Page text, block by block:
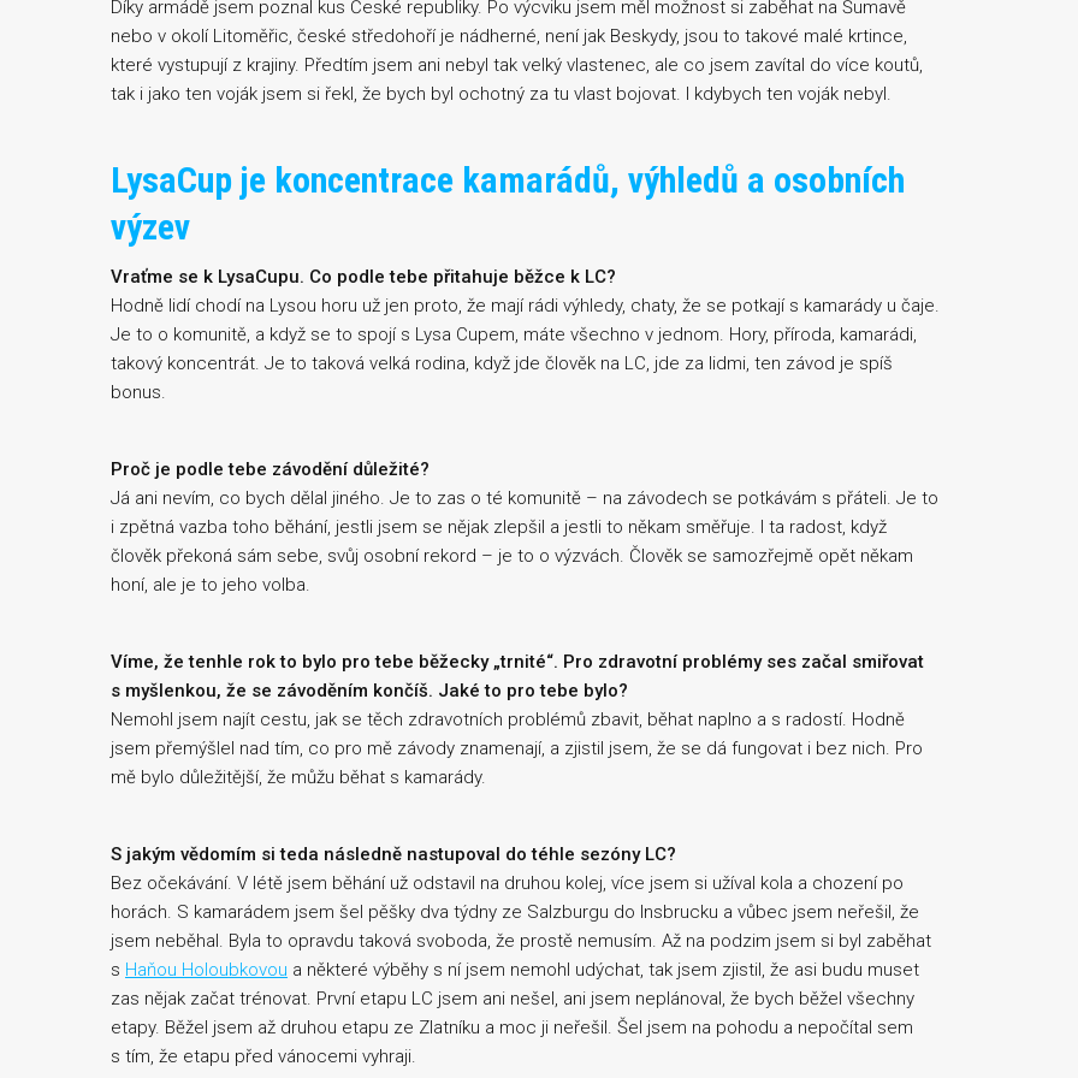
Díky armádě jsem poznal kus České republiky. Po výcviku jsem měl možnost si zaběhat na Šumavě
nebo v okolí Litoměřic, české středohoří je nádherné, není jak Beskydy, jsou to takové malé krtince,
které vystupují z krajiny. Předtím jsem ani nebyl tak velký vlastenec, ale co jsem zavítal do více koutů,
tak i jako ten voják jsem si řekl, že bych byl ochotný za tu vlast bojovat. I kdybych ten voják nebyl.
LysaCup je koncentrace kamarádů, výhledů a osobních
výzev
Vraťme se k LysaCupu. Co podle tebe přitahuje běžce k LC?
Hodně lidí chodí na Lysou horu už jen proto, že mají rádi výhledy, chaty, že se potkají s kamarády u čaje.
Je to o komunitě, a když se to spojí s Lysa Cupem, máte všechno v jednom. Hory, příroda, kamarádi,
takový koncentrát. Je to taková velká rodina, když jde člověk na LC, jde za lidmi, ten závod je spíš
bonus.
Proč je podle tebe závodění důležité?
Já ani nevím, co bych dělal jiného. Je to zas o té komunitě – na závodech se potkávám s přáteli. Je to
i zpětná vazba toho běhání, jestli jsem se nějak zlepšil a jestli to někam směřuje. I ta radost, když
člověk překoná sám sebe, svůj osobní rekord – je to o výzvách. Člověk se samozřejmě opět někam
honí, ale je to jeho volba.
Víme, že tenhle rok to bylo pro tebe běžecky „trnité“. Pro zdravotní problémy ses začal smiřovat
s myšlenkou, že se závoděním končíš. Jaké to pro tebe bylo?
Nemohl jsem najít cestu, jak se těch zdravotních problémů zbavit, běhat naplno a s radostí. Hodně
jsem přemýšlel nad tím, co pro mě závody znamenají, a zjistil jsem, že se dá fungovat i bez nich. Pro
mě bylo důležitější, že můžu běhat s kamarády.
S jakým vědomím si teda následně nastupoval do téhle sezóny LC?
Bez očekávání. V létě jsem běhání už odstavil na druhou kolej, více jsem si užíval kola a chození po
horách. S kamarádem jsem šel pěšky dva týdny ze Salzburgu do Insbrucku a vůbec jsem neřešil, že
jsem neběhal. Byla to opravdu taková svoboda, že prostě nemusím. Až na podzim jsem si byl zaběhat
s Haňou Holoubkovou a některé výběhy s ní jsem nemohl udýchat, tak jsem zjistil, že asi budu muset
zas nějak začat trénovat. První etapu LC jsem ani nešel, ani jsem neplánoval, že bych běžel všechny
etapy. Běžel jsem až druhou etapu ze Zlatníku a moc ji neřešil. Šel jsem na pohodu a nepočítal sem
s tím, že etapu před vánocemi vyhraji.